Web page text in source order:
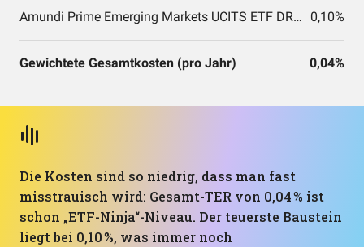
Amundi Prime Emerging Markets UCITS ETF DR (C) 0,10%
Gewichtete Gesamtkosten (pro Jahr) 0,04%
Die Kosten sind so niedrig, dass man fast
misstrauisch wird: Gesamt-TER von 0,04 % ist
schon „ETF-Ninja“-Niveau. Der teuerste Baustein
liegt bei 0,10 %, was immer noch